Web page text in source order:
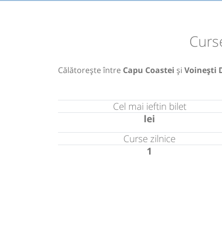
Călătorește între Capu Coastei și Voinești
Cel mai ieftin bilet
lei
Curse zilnice
1